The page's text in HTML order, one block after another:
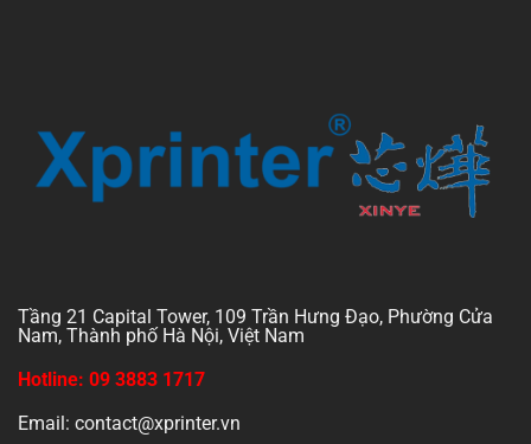
Tầng 21 Capital Tower, 109 Trần Hưng Đạo, Phường Cửa
Nam, Thành phố Hà Nội, Việt Nam
Hotline: 09 3883 1717
Email: contact@xprinter.vn